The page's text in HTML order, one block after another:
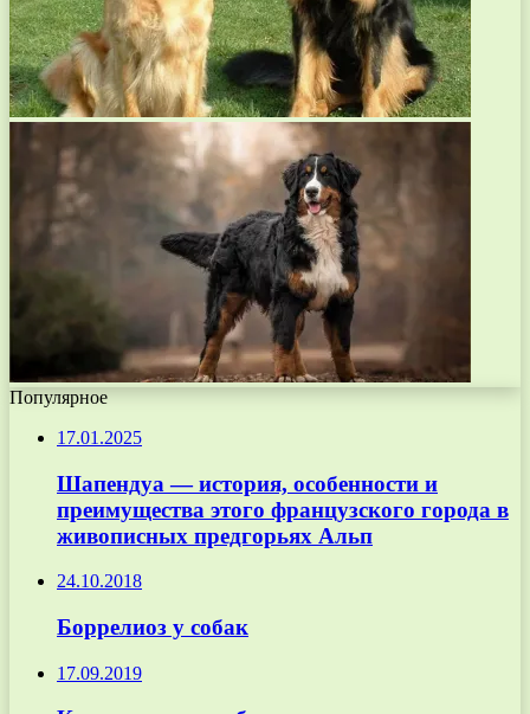
Популярное
17.01.2025
Шапендуа — история, особенности и
преимущества этого французского города в
живописных предгорьях Альп
24.10.2018
Боррелиоз у собак
17.09.2019